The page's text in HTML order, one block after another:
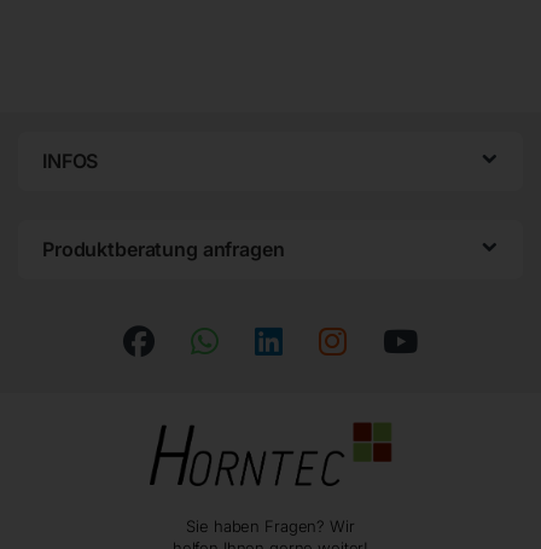
INFOS
Produktberatung anfragen
Sie haben Fragen? Wir